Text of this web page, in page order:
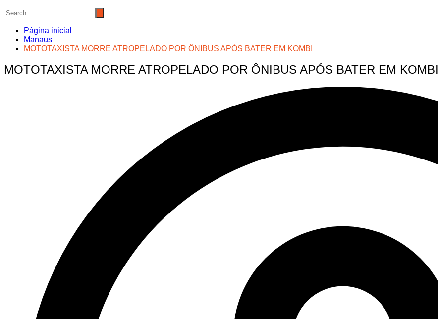
Página inicial
Manaus
MOTOTAXISTA MORRE ATROPELADO POR ÔNIBUS APÓS BATER EM KOMBI
MOTOTAXISTA MORRE ATROPELADO POR ÔNIBUS APÓS BATER EM KOMBI